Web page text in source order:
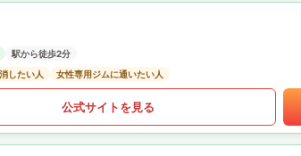
駅から徒歩2分
したい人
女性専用ジムに通いたい人
公式サイトを見る